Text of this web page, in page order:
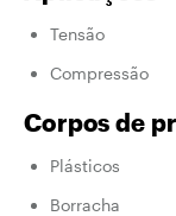
Tensão
Compressão
Corpos de
Plásticos
Borracha